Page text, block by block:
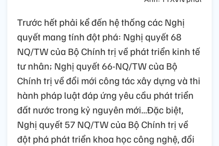
Trước hết phải kể đến hệ thống các Nghị
quyết mang tính đột phá: Nghị quyết 68
NQ/TW của Bộ Chính trị về phát triển kinh tế
tư nhân; Nghị quyết 66-NQ/TW của Bộ
Chính trị về đổi mới công tác xây dựng và thi
hành pháp luật đáp ứng yêu cầu phát triển
đất nước trong kỷ nguyên mới...Đặc biệt,
Nghị quyết 57 NQ/TW của Bộ Chính trị về
đột phá phát triển khoa học công nghệ, đổi